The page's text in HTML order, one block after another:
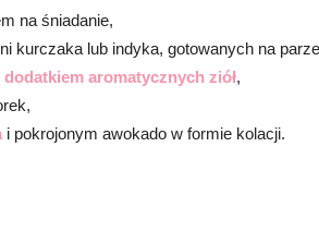
na śniadanie,
kurczaka lub indyka, gotowanych na
dodatkiem aromatycznych ziół,
i pokrojonym awokado w formie kolacji.